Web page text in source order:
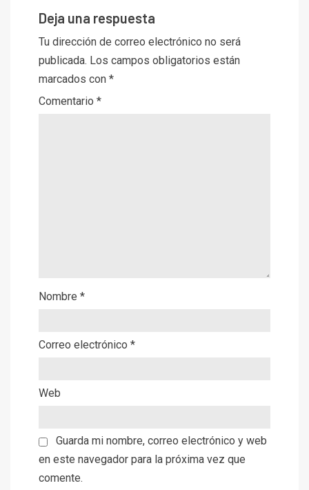
Deja una respuesta
Tu dirección de correo electrónico no será
publicada. Los campos obligatorios están
marcados con *
Comentario *
Nombre *
Correo electrónico *
Web
Guarda mi nombre, correo electrónico y web
en este navegador para la próxima vez que
comente.